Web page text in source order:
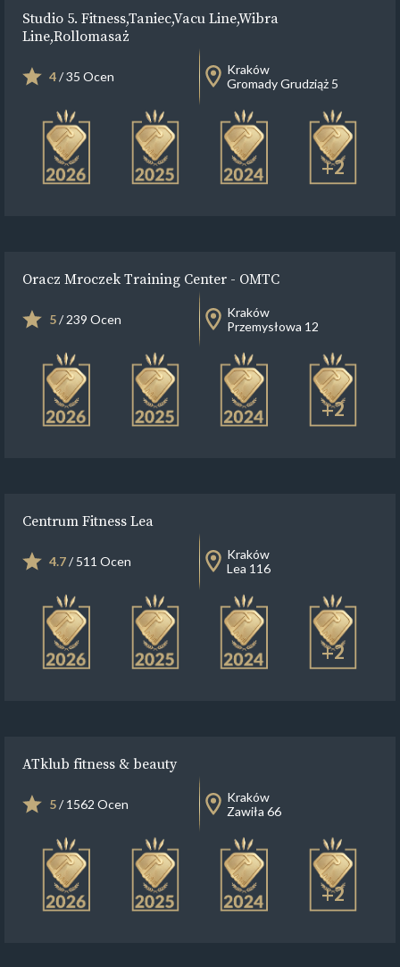
Studio 5. Fitness,Taniec,Vacu Line,Wibra
Line,Rollomasaż
4/ 35 Ocen
Kraków
Gromady Grudziąż 5
+2
Oracz Mroczek Training Center - OMTC
5/ 239 Ocen
Kraków
Przemysłowa 12
+2
Centrum Fitness Lea
4.7/ 511 Ocen
Kraków
Lea 116
+2
ATklub fitness & beauty
5/ 1562 Ocen
Kraków
Zawiła 66
+2